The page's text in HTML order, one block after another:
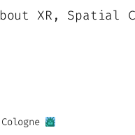
XR, Spatial